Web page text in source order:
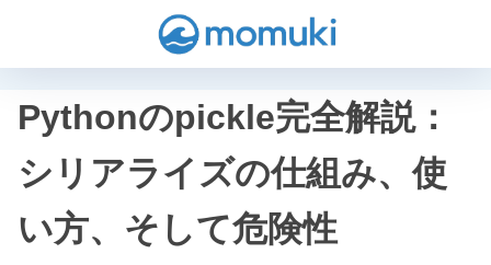
Pythonのpickle完全解説：
シリアライズの仕組み、使
い方、そして危険性